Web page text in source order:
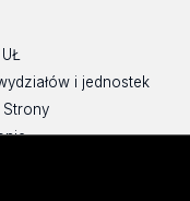
wydziałów i jednostek
Strony